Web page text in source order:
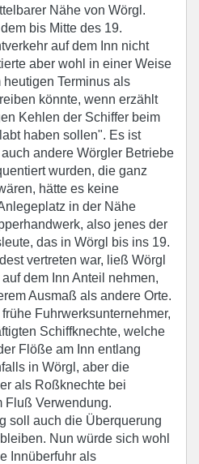
Nähe von Wörgl.
bis Mitte des 19.
auf dem Inn nicht
aber wohl in einer Weise
Terminus als
könnte, wenn erzählt
Kehlen der Schiffer beim
haben sollen". Es ist
andere Wörgler Betriebe
wurden, die ganz
hätte es keine
in der Nähe
also jenes der
das in Wörgl bis ins 19.
vertreten war, ließ Wörgl
dem Inn Anteil nehmen,
Ausmaß als andere Orte.
Fuhrwerksunternehmer,
Schiffknechte, welche
Flöße am Inn entlang
in Wörgl, aber die
als Roßknechte bei
Fluß Verwendung.
soll auch die Überquerung
Nun würde sich wohl
Innüberfuhr als